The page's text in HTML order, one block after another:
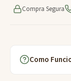
Compra Segura
Como